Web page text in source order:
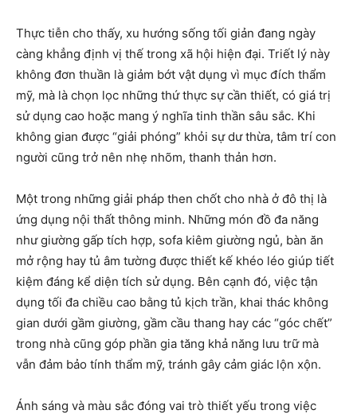
Thực tiễn cho thấy, xu hướng sống tối giản đang ngày
càng khẳng định vị thế trong xã hội hiện đại. Triết lý này
không đơn thuần là giảm bớt vật dụng vì mục đích thẩm
mỹ, mà là chọn lọc những thứ thực sự cần thiết, có giá trị
sử dụng cao hoặc mang ý nghĩa tinh thần sâu sắc. Khi
không gian được “giải phóng” khỏi sự dư thừa, tâm trí con
người cũng trở nên nhẹ nhõm, thanh thản hơn.
Một trong những giải pháp then chốt cho nhà ở đô thị là
ứng dụng nội thất thông minh. Những món đồ đa năng
như giường gấp tích hợp, sofa kiêm giường ngủ, bàn ăn
mở rộng hay tủ âm tường được thiết kế khéo léo giúp tiết
kiệm đáng kể diện tích sử dụng. Bên cạnh đó, việc tận
dụng tối đa chiều cao bằng tủ kịch trần, khai thác không
gian dưới gầm giường, gầm cầu thang hay các “góc chết”
trong nhà cũng góp phần gia tăng khả năng lưu trữ mà
vẫn đảm bảo tính thẩm mỹ, tránh gây cảm giác lộn xộn.
Ánh sáng và màu sắc đóng vai trò thiết yếu trong việc